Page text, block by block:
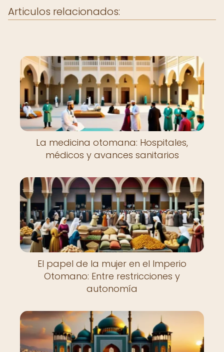
Articulos relacionados:
La medicina otomana: Hospitales,
médicos y avances sanitarios
El papel de la mujer en el Imperio
Otomano: Entre restricciones y
autonomía